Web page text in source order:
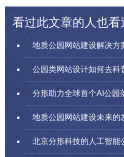
看过此文章的人也看
地质公园网站建设解决方
公园类网站设计如何去科
分形助力全球首个AI公园
地质公园网站建设未来的
北京分形科技的人工智能